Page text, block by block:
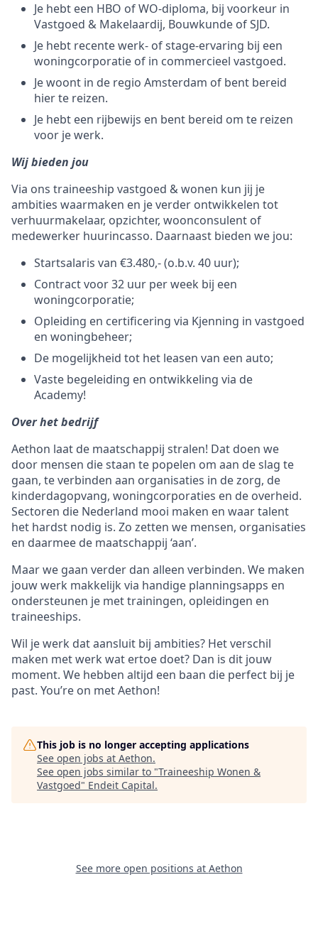
Je hebt een HBO of WO-diploma, bij voorkeur in
Vastgoed & Makelaardij, Bouwkunde of SJD.
Je hebt recente werk- of stage-ervaring bij een
woningcorporatie of in commercieel vastgoed.
Je woont in de regio Amsterdam of bent bereid
hier te reizen.
Je hebt een rijbewijs en bent bereid om te reizen
voor je werk.
Wij bieden jou
Via ons traineeship vastgoed & wonen kun jij je
ambities waarmaken en je verder ontwikkelen tot
verhuurmakelaar, opzichter, woonconsulent of
medewerker huurincasso. Daarnaast bieden we jou:
Startsalaris van €3.480,- (o.b.v. 40 uur);
Contract voor 32 uur per week bij een
woningcorporatie;
Opleiding en certificering via Kjenning in vastgoed
en woningbeheer;
De mogelijkheid tot het leasen van een auto;
Vaste begeleiding en ontwikkeling via de
Academy!
Over het bedrijf
Aethon laat de maatschappij stralen! Dat doen we
door mensen die staan te popelen om aan de slag te
gaan, te verbinden aan organisaties in de zorg, de
kinderdagopvang, woningcorporaties en de overheid.
Sectoren die Nederland mooi maken en waar talent
het hardst nodig is. Zo zetten we mensen, organisaties
en daarmee de maatschappij ‘aan’.
Maar we gaan verder dan alleen verbinden. We maken
jouw werk makkelijk via handige planningsapps en
ondersteunen je met trainingen, opleidingen en
traineeships.
Wil je werk dat aansluit bij ambities? Het verschil
maken met werk wat ertoe doet? Dan is dit jouw
moment. We hebben altijd een baan die perfect bij je
past. You’re on met Aethon!
This job is no longer accepting applications
See open jobs at Aethon.
See open jobs similar to "Traineeship Wonen &
Vastgoed" Endeit Capital.
See more open positions at Aethon